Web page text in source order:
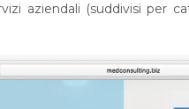
aziendali (suddivisi per